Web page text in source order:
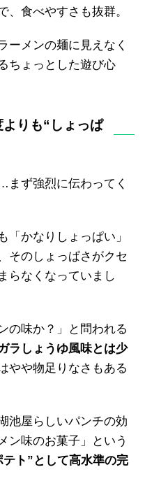
、食べやすさも抜群。
ーメンの麺に見えなく
ちょっとした遊び心
りも“しょっぱ
ず強烈に伝わってく
「かなりしょっぱい」
そのしょっぱさがクセ
らなくなっていまし
の味か？」と問われる
ラしょうゆ風味とは少
やや物足りなさもある
池屋らしいパンチの効
ン味のお菓子」という
ト”として高水準の完